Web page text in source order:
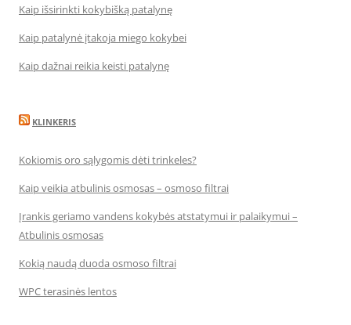
Kaip išsirinkti kokybišką patalynę
Kaip patalynė įtakoja miego kokybei
Kaip dažnai reikia keisti patalynę
KLINKERIS
Kokiomis oro sąlygomis dėti trinkeles?
Kaip veikia atbulinis osmosas – osmoso filtrai
Įrankis geriamo vandens kokybės atstatymui ir palaikymui –
Atbulinis osmosas
Kokią naudą duoda osmoso filtrai
WPC terasinės lentos